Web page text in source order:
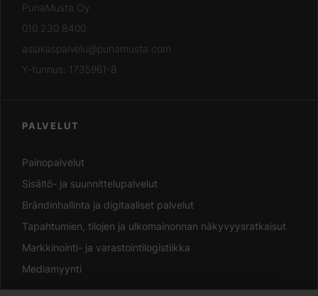
PunaMusta Oy
010 230 8400
asiakaspalvelu@punamusta.com
Y-tunnus: 1735961-8
PALVELUT
Painopalvelut
Sisältö- ja suunnittelupalvelut
Brändinhallinta ja digitaaliset palvelut
Tapahtumien, tilojen ja ulkomainonnan näkyvyysratkaisut
Markkinointi- ja varastointilogistiikka
Mediamyynti